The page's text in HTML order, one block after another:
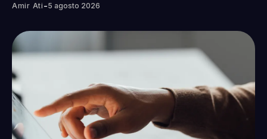
Amir Ati -5 agosto 2026